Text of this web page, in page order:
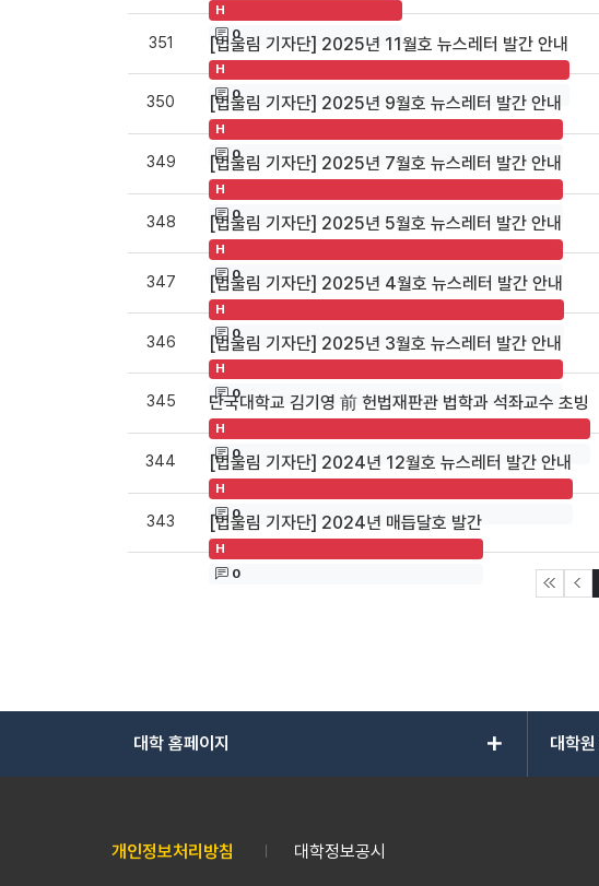
H
0
351 [법울림 기자단] 2025년 11월호 뉴스레터 발간 안내
H
0
350 [법울림 기자단] 2025년 9월호 뉴스레터 발간 안내
H
0
349 [법울림 기자단] 2025년 7월호 뉴스레터 발간 안내
H
0
348 [법울림 기자단] 2025년 5월호 뉴스레터 발간 안내
H
0
347 [법울림 기자단] 2025년 4월호 뉴스레터 발간 안내
H
0
346 [법울림 기자단] 2025년 3월호 뉴스레터 발간 안내
H
0
345 단국대학교 김기영 前 헌법재판관 법학과 석좌교수 초빙
H
0
344 [법울림 기자단] 2024년 12월호 뉴스레터 발간 안내
H
0
343 [법울림 기자단] 2024년 매듭달호 발간
H
0
대학 홈페이지 add 대학원
개인정보처리방침 대학정보공시